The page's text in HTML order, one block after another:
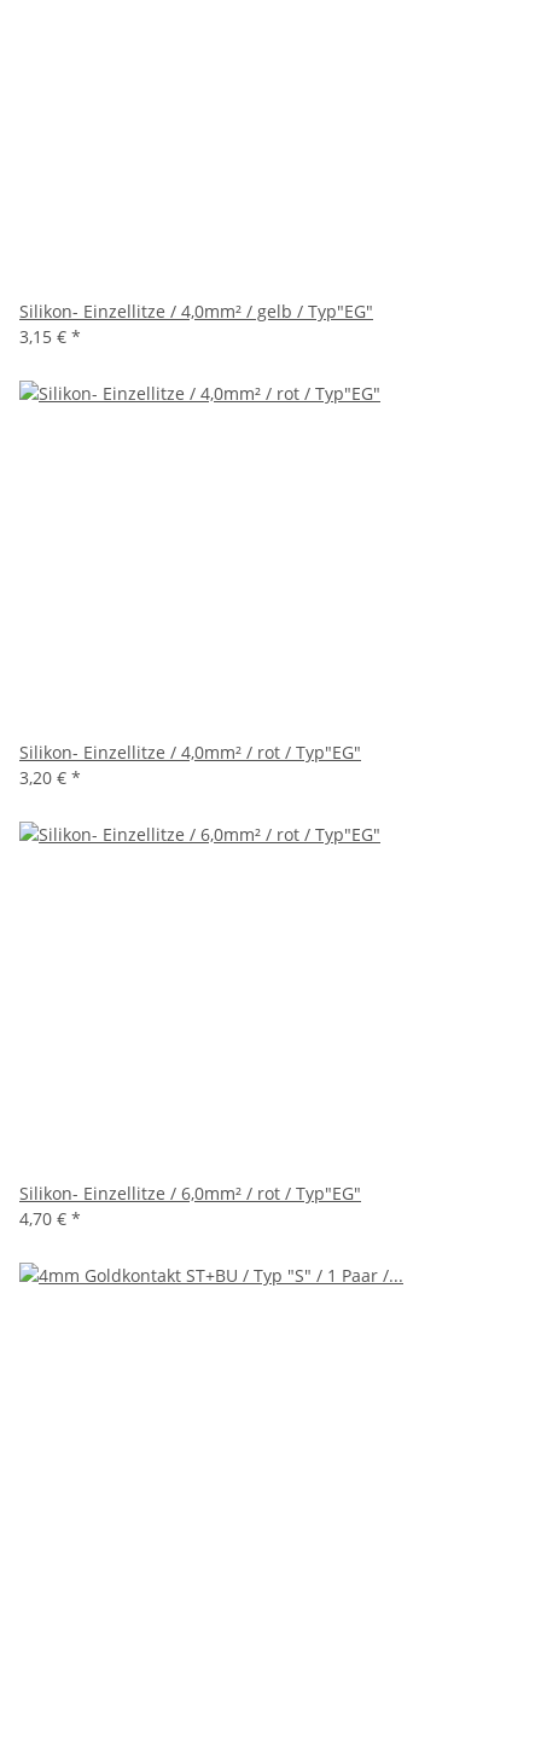
Silikon- Einzellitze / 4,0mm² / gelb / Typ"EG"
3,15 € *
Silikon- Einzellitze / 4,0mm² / rot / Typ"EG"
3,20 € *
Silikon- Einzellitze / 6,0mm² / rot / Typ"EG"
4,70 € *